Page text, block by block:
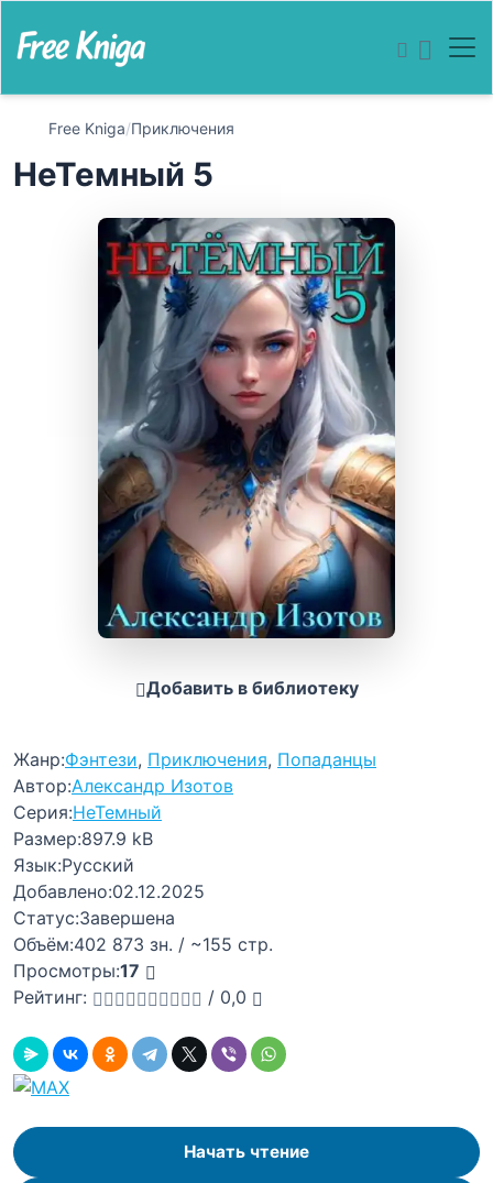
Free Kniga/Приключения
НеТемный 5
Добавить в библиотеку
Жанр:Фэнтези, Приключения, Попаданцы
Автор:Александр Изотов
Серия:НеТемный
Размер:897.9 kB
Язык:Русский
Добавлено:02.12.2025
Статус:Завершена
Объём:402 873 зн. / ~155 стр.
Просмотры:17
Рейтинг:
/ 0,0
Начать чтение